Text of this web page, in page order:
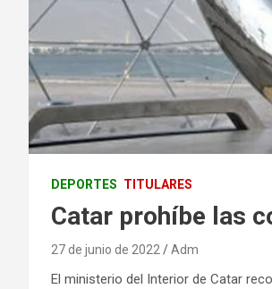
DEPORTES TITULARES
Catar prohíbe las
27 de junio de 2022 Adm
El ministerio del Interior de Catar